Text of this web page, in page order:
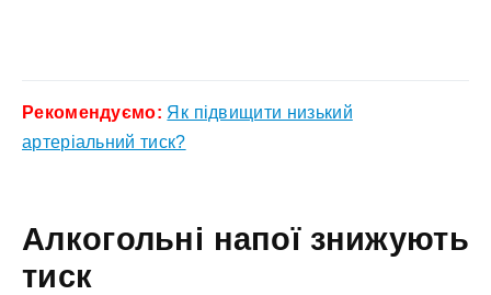
Рекомендуємо: Як підвищити низький
артеріальний тиск?
Алкогольні напої знижують
тиск